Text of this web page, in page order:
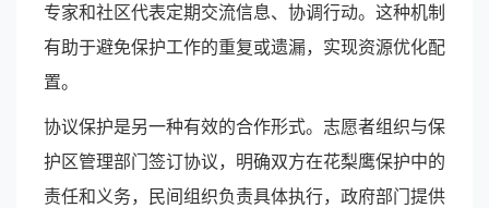
专家和社区代表定期交流信息、协调行动。这种机制
有助于避免保护工作的重复或遗漏，实现资源优化配
置。
协议保护是另一种有效的合作形式。志愿者组织与保
护区管理部门签订协议，明确双方在花梨鹰保护中的
责任和义务，民间组织负责具体执行，政府部门提供